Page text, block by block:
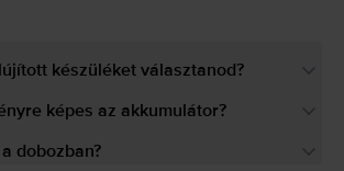
készüléket választanod?
képes az akkumulátor?
dobozban?